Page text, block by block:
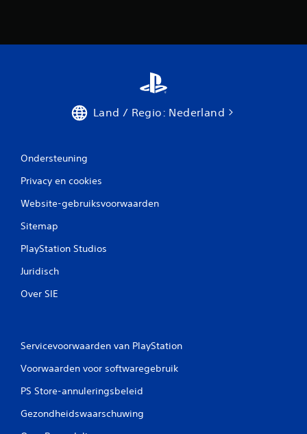
Land / Regio: Nederland
Ondersteuning
Privacy en cookies
Website-gebruiksvoorwaarden
Sitemap
PlayStation Studios
Juridisch
Over SIE
Servicevoorwaarden van PlayStation
Voorwaarden voor softwaregebruik
PS Store-annuleringsbeleid
Gezondheidswaarschuwing